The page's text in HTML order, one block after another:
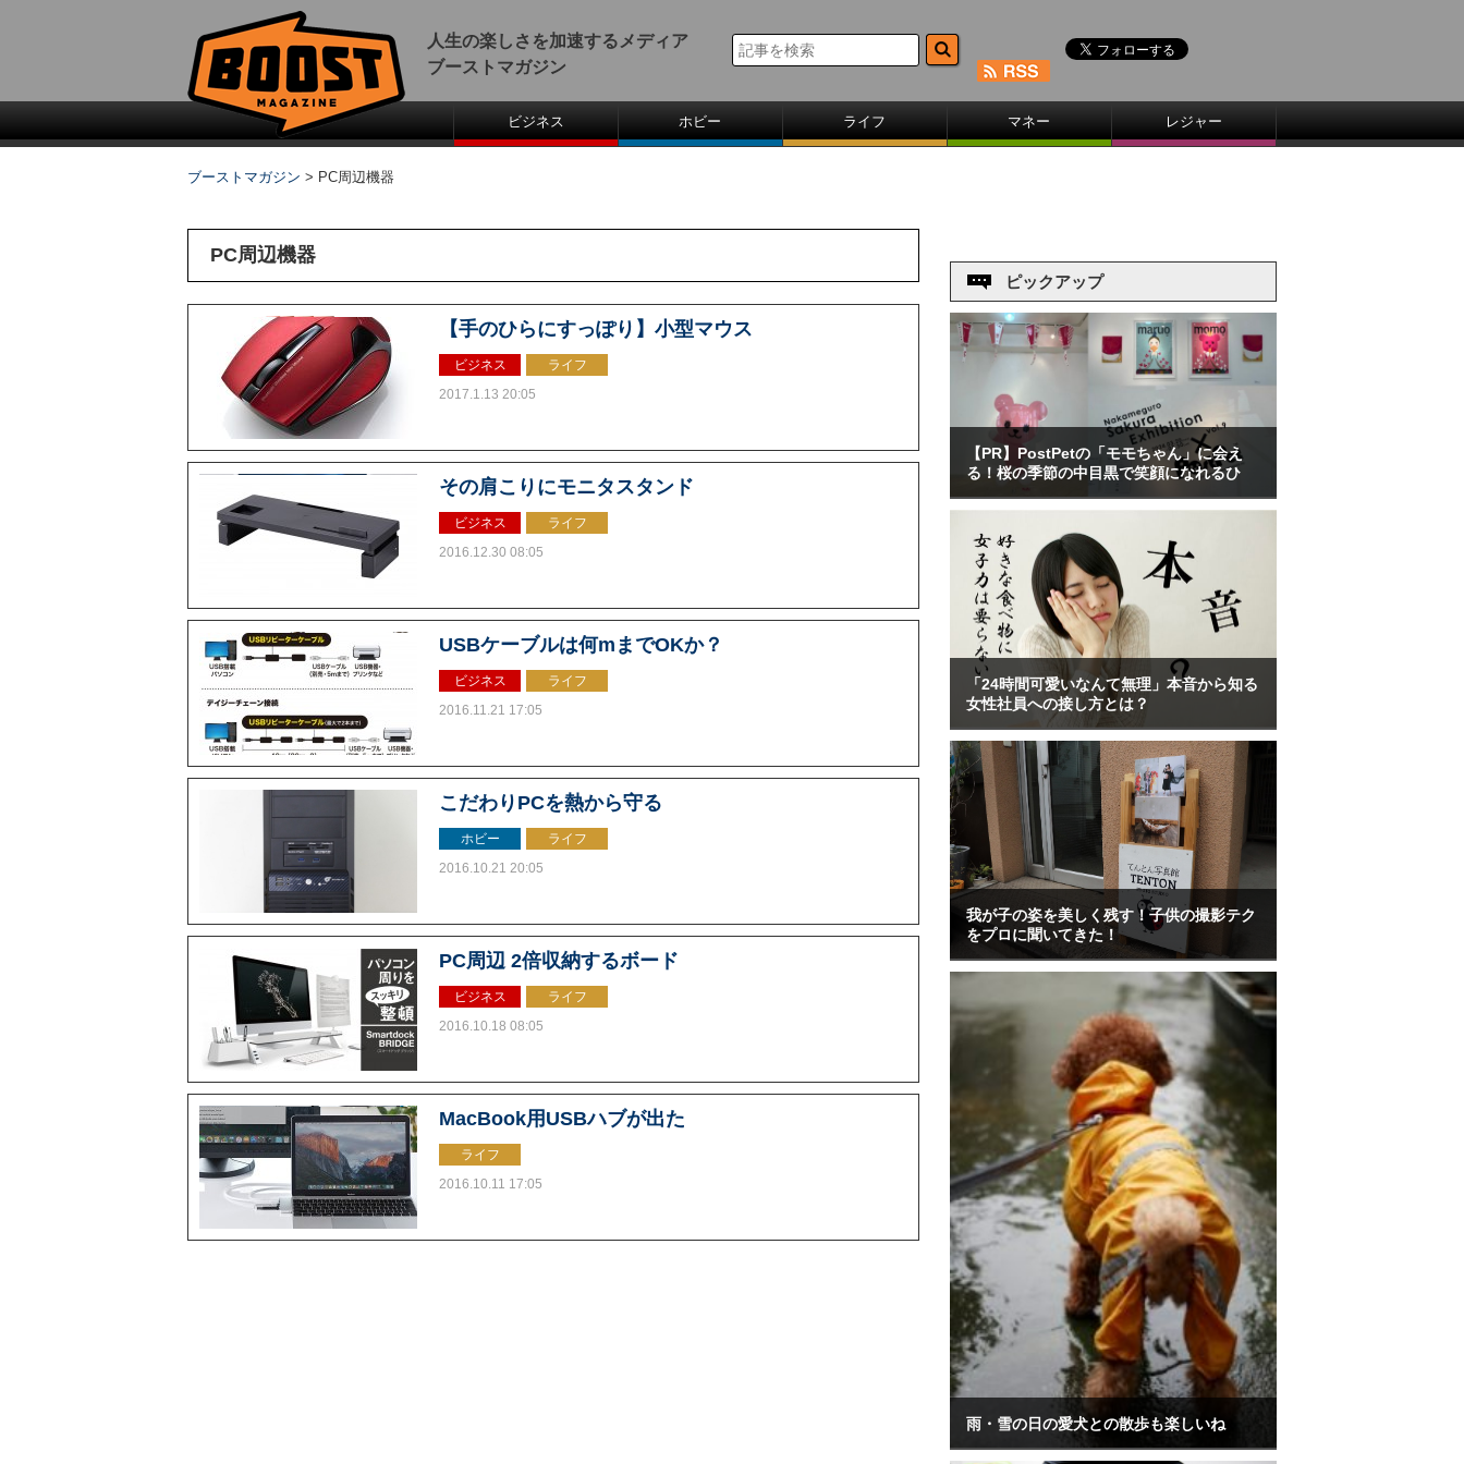
人生の楽しさを加速するメディア
ブーストマガジン
ビジネス ホビー ライフ マネー レジャー
ブーストマガジン > PC周辺機器
PC周辺機器
【手のひらにすっぽり】小型マウス
ビジネス
ライフ
2017.1.13 20:05
その肩こりにモニタスタンド
ビジネス
ライフ
2016.12.30 08:05
USBケーブルは何mまでOKか？
ビジネス
ライフ
2016.11.21 17:05
こだわりPCを熱から守る
ホビー
ライフ
2016.10.21 20:05
PC周辺 2倍収納するボード
ビジネス
ライフ
2016.10.18 08:05
MacBook用USBハブが出た
ライフ
2016.10.11 17:05
ピックアップ
【PR】PostPetの「モモちゃん」に会え
る！桜の季節の中目黒で笑顔になれるひ
「24時間可愛いなんて無理」本音から知る
女性社員への接し方とは？
我が子の姿を美しく残す！子供の撮影テク
をプロに聞いてきた！
雨・雪の日の愛犬との散歩も楽しいね